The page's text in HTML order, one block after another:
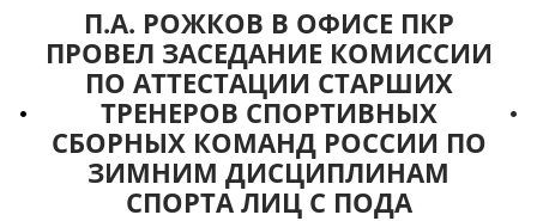
П.А. РОЖКОВ В ОФИСЕ ПКР
ПРОВЕЛ ЗАСЕДАНИЕ КОМИССИИ
ПО АТТЕСТАЦИИ СТАРШИХ
ТРЕНЕРОВ СПОРТИВНЫХ
СБОРНЫХ КОМАНД РОССИИ ПО
ЗИМНИМ ДИСЦИПЛИНАМ
СПОРТА ЛИЦ С ПОДА